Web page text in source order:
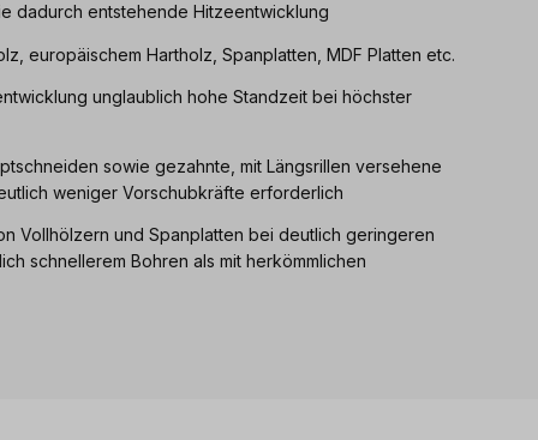
dadurch entstehende Hitzeentwicklung
europäischem Hartholz, Spanplatten, MDF Platten etc.
unglaublich hohe Standzeit bei höchster
sowie gezahnte, mit Längsrillen versehene
weniger Vorschubkräfte erforderlich
Vollhölzern und Spanplatten bei deutlich geringeren
schnellerem Bohren als mit herkömmlichen